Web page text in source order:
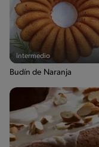
Intermedio
Budín de Naranja